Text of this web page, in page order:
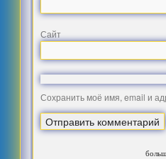
Сайт
Сохранить моё имя, email и